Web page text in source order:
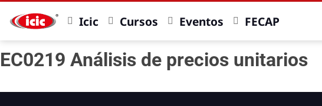
Icic Cursos Eventos FECAP
EC0219 Análisis de precios unitarios